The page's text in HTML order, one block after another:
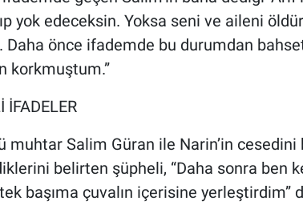
yok edeceksin. Yoksa seni ve aileni
Daha önce ifademde bu durumdan
korkmuştum.”
İFADELER
muhtar Salim Güran ile Narin’in cesedini
belirten şüpheli, “Daha sonra ben
başıma çuvalın içerisine yerleştirdim”